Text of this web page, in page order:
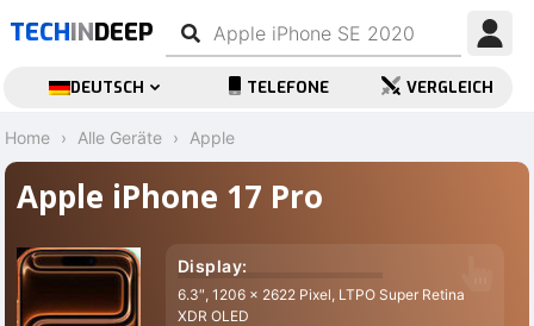
TECHINDEEP
DEUTSCH TELEFONE VERGLEICH
Home Alle Geräte Apple
Apple iPhone 17 Pro
Display:
6.3″, 1206 x 2622 Pixel, LTPO Super Retina
XDR OLED